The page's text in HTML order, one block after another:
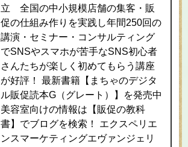
立 全国の中小規模店舗の集客・販
促の仕組み作りを実践し年間250回の
講演・セミナー・コンサルティング
でSNSやスマホが苦手なSNS初心者
さんたちが楽しく初めてもらう講座
が好評！ 最新書籍【まちゃのデジタ
ル販促読本G（グレート）】を発売中
美容室向けの情報は【販促の教科
書】でブログを検索！ エクスペリエ
ンスマーケティングエヴァンジェリ